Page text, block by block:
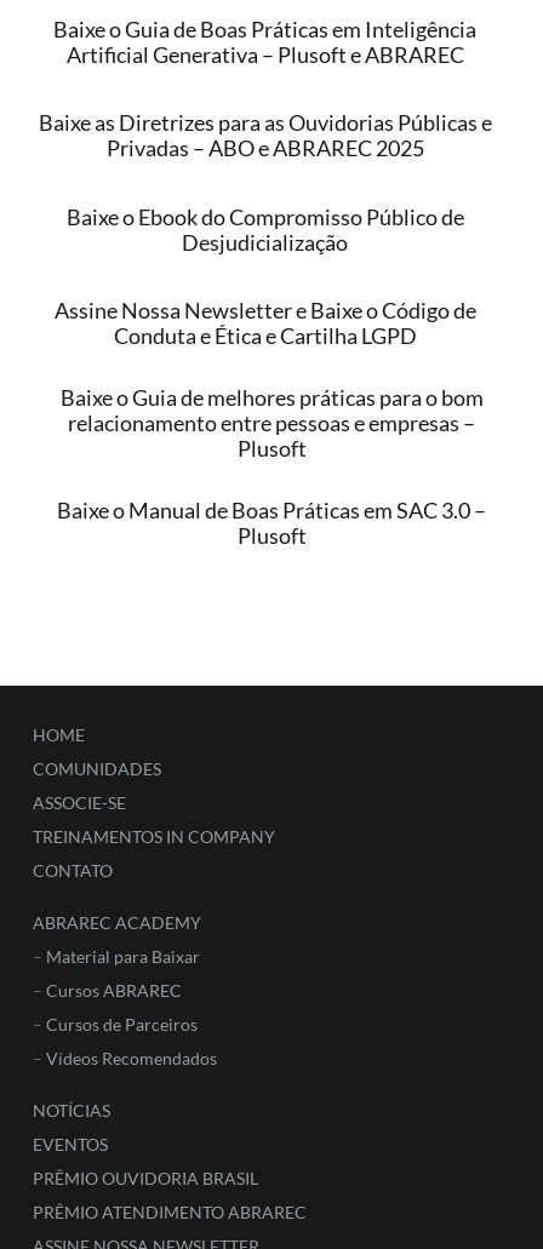
Baixe o Guia de Boas Práticas em Inteligência
Artificial Generativa – Plusoft e ABRAREC
Baixe as Diretrizes para as Ouvidorias Públicas e
Privadas – ABO e ABRAREC 2025
Baixe o Ebook do Compromisso Público de
Desjudicialização
Assine Nossa Newsletter e Baixe o Código de
Conduta e Ética e Cartilha LGPD
Baixe o Guia de melhores práticas para o bom
relacionamento entre pessoas e empresas –
Plusoft
Baixe o Manual de Boas Práticas em SAC 3.0 –
Plusoft
HOME
COMUNIDADES
ASSOCIE-SE
TREINAMENTOS IN COMPANY
CONTATO
ABRAREC ACADEMY
– Material para Baixar
– Cursos ABRAREC
– Cursos de Parceiros
– Vídeos Recomendados
NOTÍCIAS
EVENTOS
PRÊMIO OUVIDORIA BRASIL
PRÊMIO ATENDIMENTO ABRAREC